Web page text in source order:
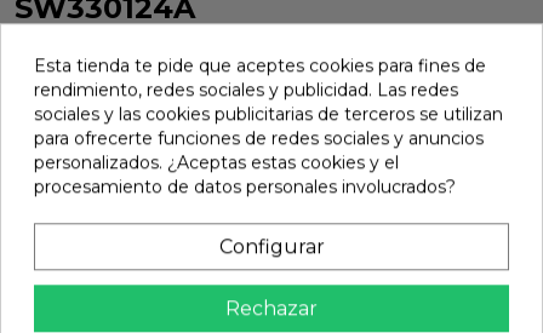
SW330124A
Marca: Sworkz Ref: SW330124A
3,53 €
Esta tienda te pide que aceptes cookies para fines de
rendimiento, redes sociales y publicidad. Las redes
sociales y las cookies publicitarias de terceros se utilizan
para ofrecerte funciones de redes sociales y anuncios
personalizados. ¿Aceptas estas cookies y el
procesamiento de datos personales involucrados?
Configurar
Rechazar